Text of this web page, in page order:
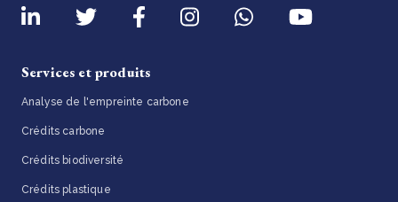
Services et produits
Analyse de l'empreinte carbone
Crédits carbone
Crédits biodiversité
Crédits plastique